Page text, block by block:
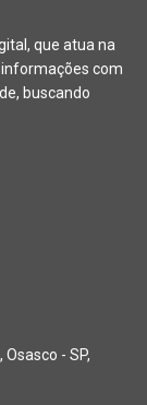
que atua na
com
buscando
- SP,